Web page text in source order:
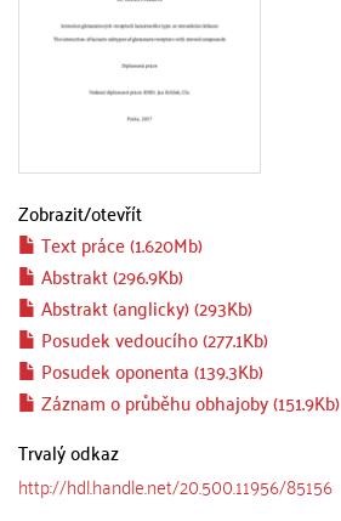
Zobrazit/otevřít
Text práce (1.620Mb)
Abstrakt (296.9Kb)
Abstrakt (anglicky) (293Kb)
Posudek vedoucího (277.1Kb)
Posudek oponenta (139.3Kb)
Záznam o průběhu obhajoby (151.9Kb)
Trvalý odkaz
http://hdl.handle.net/20.500.11956/85156